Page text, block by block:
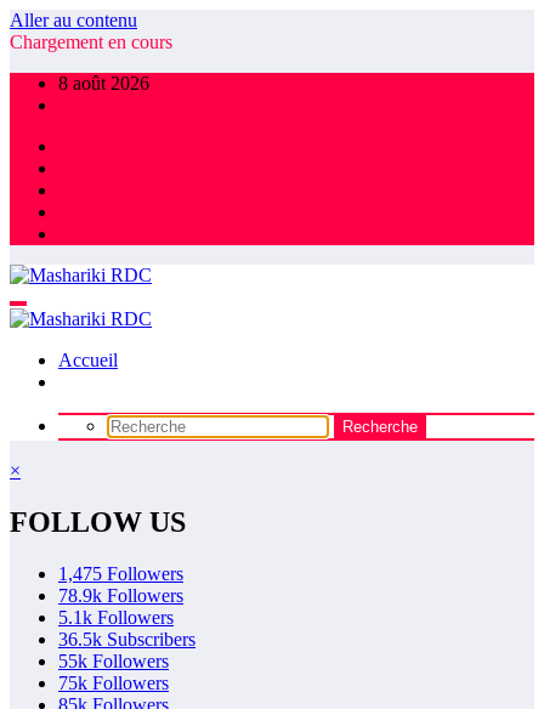
Aller au contenu
Chargement en cours
8 août 2026
Accueil
×
FOLLOW US
1,475 Followers
78.9k Followers
5.1k Followers
36.5k Subscribers
55k Followers
75k Followers
85k Followers